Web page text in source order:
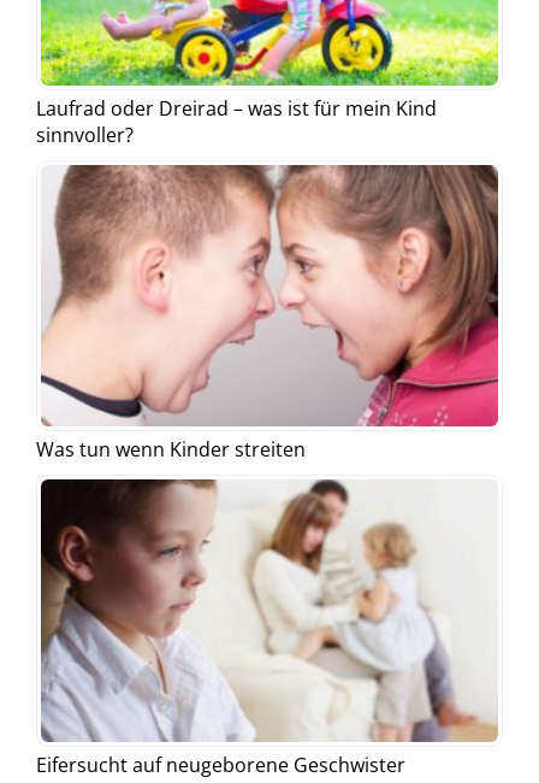
Laufrad oder Dreirad – was ist für mein Kind
sinnvoller?
Was tun wenn Kinder streiten
Eifersucht auf neugeborene Geschwister